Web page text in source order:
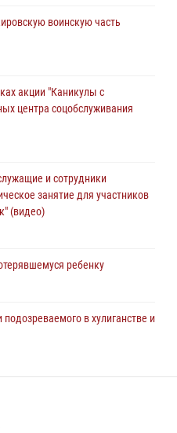
приняли участие в
в краже из
воинскую часть
акции "Каникулы с
центра соцобслуживания
и сотрудники
занятие для участников
(видео)
ребенку
в хулиганстве и
в ведомственные вузы